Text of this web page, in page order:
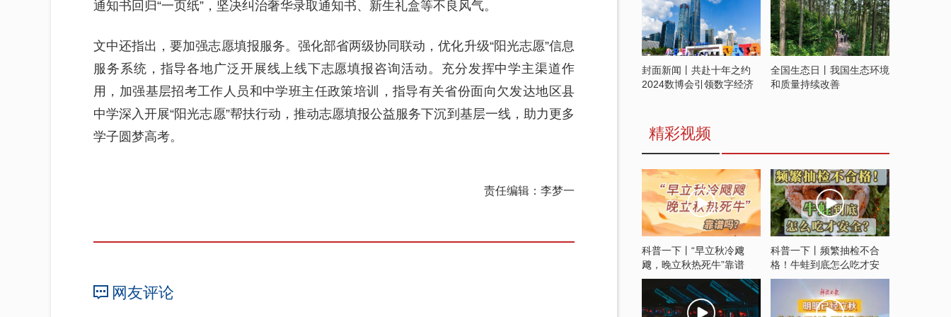
通知书回归“一页纸”，坚决纠治奢华录取通知书、新生礼盒等不良风气。
文中还指出，要加强志愿填报服务。强化部省两级协同联动，优化升级“阳光志愿”信息
服务系统，指导各地广泛开展线上线下志愿填报咨询活动。充分发挥中学主渠道作
用，加强基层招考工作人员和中学班主任政策培训，指导有关省份面向欠发达地区县
中学深入开展“阳光志愿”帮扶行动，推动志愿填报公益服务下沉到基层一线，助力更多
学子圆梦高考。
责任编辑：李梦一
网友评论
封面新闻丨共赴十年之约
2024数博会引领数字经济
全国生态日丨我国生态环境
和质量持续改善
精彩视频
科普一下丨“早立秋冷飕
飕，晚立秋热死牛”靠谱
吗？
科普一下丨频繁抽检不合
格！牛蛙到底怎么吃才安
全？